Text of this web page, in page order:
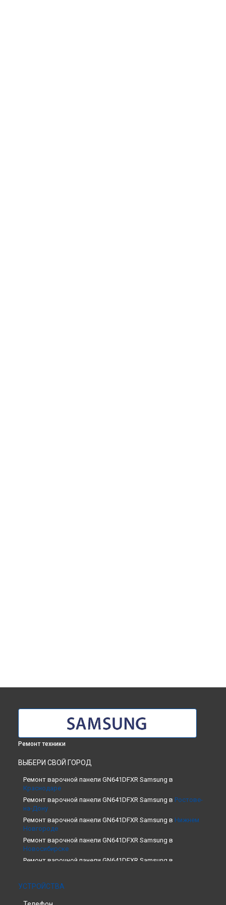
Ремонт техники
ВЫБЕРИ СВОЙ ГОРОД
Ремонт варочной панели GN641DFXR Samsung в
Краснодаре
Ремонт варочной панели GN641DFXR Samsung в Ростове-
на-Дону
Ремонт варочной панели GN641DFXR Samsung в Нижнем
Новгороде
Ремонт варочной панели GN641DFXR Samsung в
Новосибирске
Ремонт варочной панели GN641DFXR Samsung в
Ремонт варочной панели GN641DFXR Samsung в
Екатеринбурге
Ремонт варочной панели GN641DFXR Samsung в
УСТРОЙСТВА